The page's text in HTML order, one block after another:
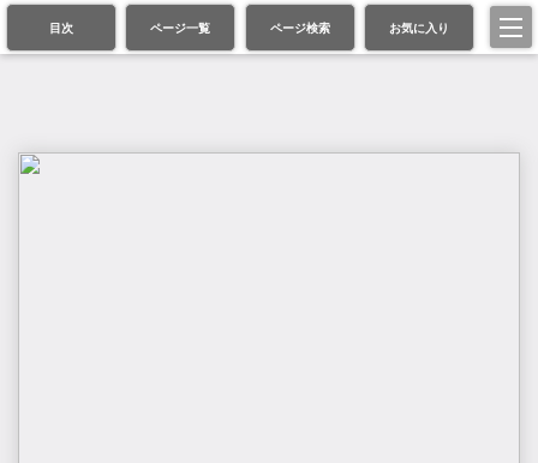
目次 ページ一覧 ページ検索 お気に入り